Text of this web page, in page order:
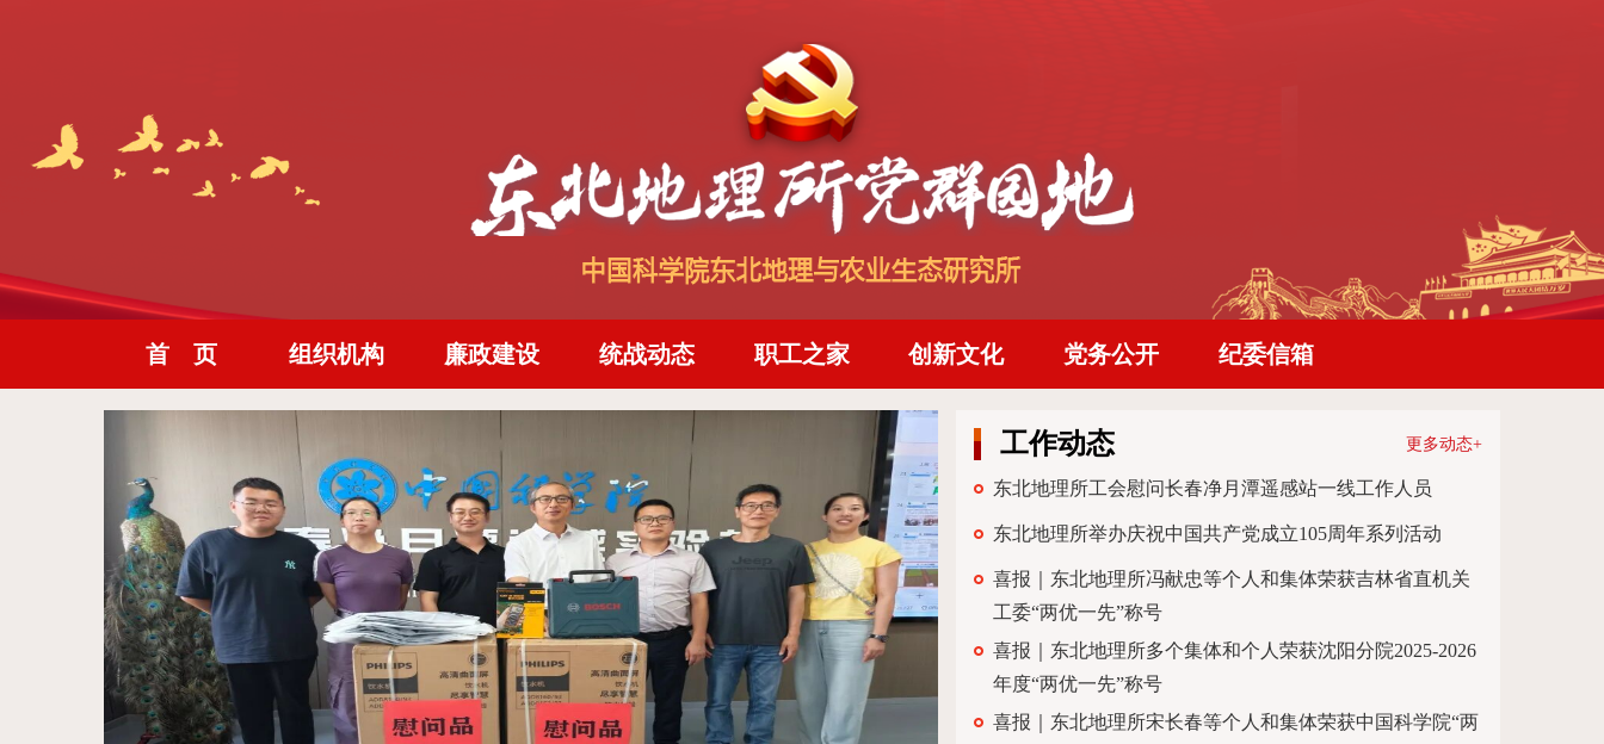
首 页 组织机构 廉政建设 统战动态 职工之家 创新文化 党务公开 纪委信箱
工作动态 更多动态+
东北地理所工会慰问长春净月潭遥感站一线工作人员
东北地理所举办庆祝中国共产党成立105周年系列活动
喜报｜东北地理所冯献忠等个人和集体荣获吉林省直机关
工委“两优一先”称号
喜报｜东北地理所多个集体和个人荣获沈阳分院2025-2026
年度“两优一先”称号
喜报｜东北地理所宋长春等个人和集体荣获中国科学院“两